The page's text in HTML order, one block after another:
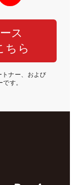
ス
ちら
ナー、および
す。